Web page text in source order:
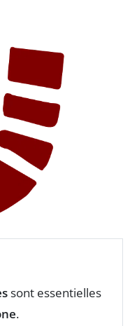
sont essentielles
.